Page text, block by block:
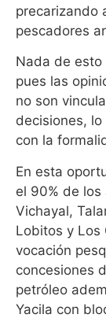
precarizando
pescadores
Nada de
pues las
no son
decisiones,
con la
En esta
el 90% de
Vichayal,
Lobitos y Los
vocación
concesiones
petróleo
Yacila con